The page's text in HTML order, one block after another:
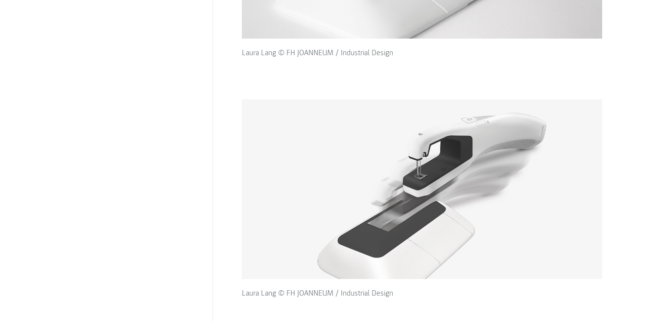
Laura Lang © FH JOANNEUM / Industrial Design
Laura Lang © FH JOANNEUM / Industrial Design